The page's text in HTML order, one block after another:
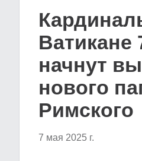
Ватикане
начнут
нового
Римского
7 мая 2025 г.